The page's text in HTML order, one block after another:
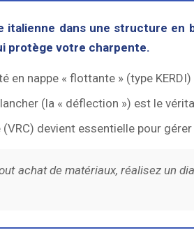
dans une structure en
protège votre charpente.
en nappe « flottante » (type
(la « déflection ») est le
devient essentielle pour
achat de matériaux, réalisez un